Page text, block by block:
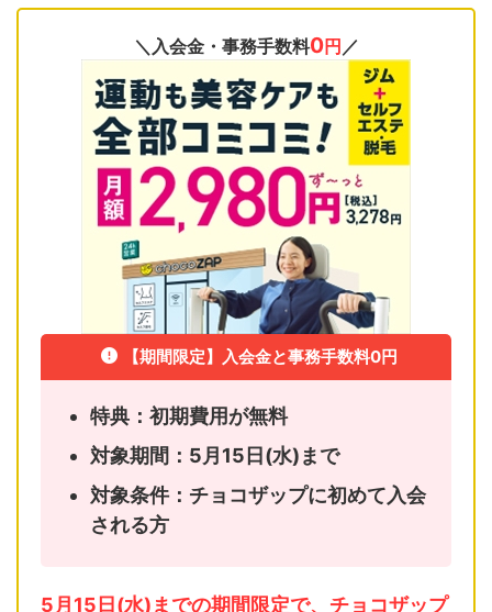
＼入会金・事務手数料0円 ／
【期間限定】入会金と事務手数料0円
特典：初期費用が無料
対象期間：5月15日(水)まで
対象条件：チョコザップに初めて入会
される方
5月15日(水)までの期間限定で、チョコザップ